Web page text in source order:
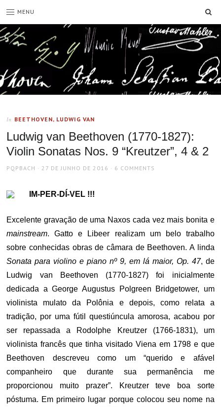
MENU
In BEETHOVEN, LUDWIG VAN
Ludwig van Beethoven (1770-1827):
Violin Sonatas Nos. 9 “Kreutzer”, 4 & 2
AUTHOR
PQPBACH
POSTED
27 DE JUNHO DE 2016 6 COMMENTS
IM-PER-DÍ-VEL !!!
Excelente gravação de uma Naxos cada vez mais bonita e
mainstream. Gatto e Libeer realizam um belo trabalho
sobre conhecidas obras de câmara de Beethoven. A linda
Sonata para violino e piano nº 9, em lá maior, Op. 47, de
Ludwig van Beethoven (1770-1827) foi inicialmente
dedicada a George Augustus Polgreen Bridgetower, um
violinista mulato da Polônia e depois, como relata a
tradição, por uma fútil questiúncula amorosa, acabou por
ser repassada a Rodolphe Kreutzer (1766-1831), um
violinista francês que tinha visitado Viena em 1798 e que
Beethoven descreveu como um “querido e afável
companheiro que durante sua permanência me
proporcionou muito prazer”. Kreutzer teve boa sorte
póstuma. Em primeiro lugar porque colocou seu nome na